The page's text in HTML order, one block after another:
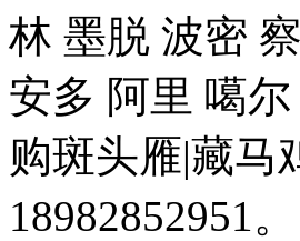
林 墨脱 波密
安多 阿里 噶
购斑头雁|藏马
18982852951。